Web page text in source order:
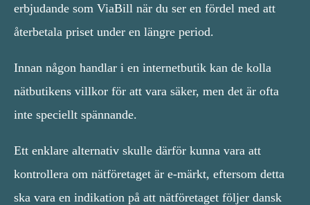
erbjudande som ViaBill när du ser en fördel med att
återbetala priset under en längre period.
Innan någon handlar i en internetbutik kan de kolla
nätbutikens villkor för att vara säker, men det är ofta
inte speciellt spännande.
Ett enklare alternativ skulle därför kunna vara att
kontrollera om nätföretaget är e-märkt, eftersom detta
ska vara en indikation på att nätföretaget följer dansk